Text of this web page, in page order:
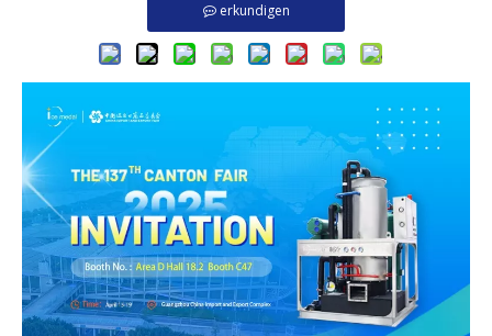
erkundigen